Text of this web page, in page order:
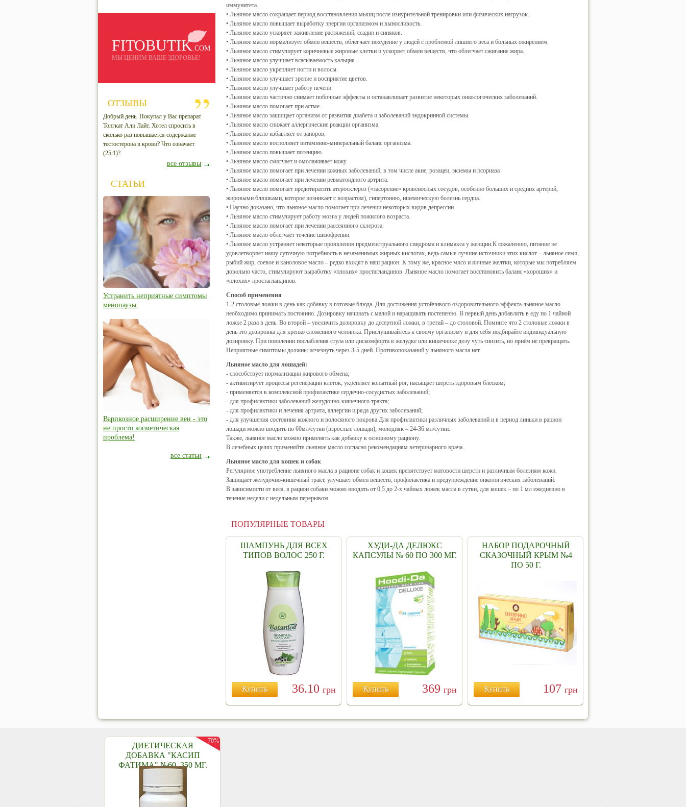
иммунитета.
• Льняное масло сокращает период восстановления мышц после изнурительной тренировки или физических нагрузок.
• Льняное масло повышает выработку энергии организмом и выносливость.
• Льняное масло ускоряет заживление растяжений, ссадин и синяков.
• Льняное масло нормализует обмен веществ, облегчает похудение у людей с проблемой лишнего веса и больных ожирением.
• Льняное масло стимулирует коричневые жировые клетки и ускоряет обмен веществ, что облегчает сжигание жира.
• Льняное масло улучшает всасываемость кальция.
• Льняное масло укрепляет ногти и волосы.
• Льняное масло улучшает зрение и восприятие цветов.
• Льняное масло улучшает работу печени.
• Льняное масло частично снимает побочные эффекты и останавливает развитие некоторых онкологических заболеваний.
• Льняное масло помогает при астме.
• Льняное масло защищает организм от развития диабета и заболеваний эндокринной системы.
• Льняное масло снижает аллергические реакции организма.
• Льняное масло избавляет от запоров.
• Льняное масло восполняет витаминно-минеральный баланс организма.
• Льняное масло повышает потенцию.
• Льняное масло смягчает и омолаживает кожу.
• Льняное масло помогает при лечении кожных заболеваний, в том числе акне, розацеи, экземы и псориаза
• Льняное масло помогает при лечении ревматоидного артрита.
• Льняное масло помогает предотвратить атеросклероз («засорение» кровеносных сосудов, особенно больших и средних артерий,
жировыми бляшками, которое возникает с возрастом), гипертонию, ишемическую болезнь сердца.
• Научно доказано, что льняное масло помогает при лечении некоторых видов депрессии.
• Льняное масло стимулирует работу мозга у людей пожилого возраста.
• Льняное масло помогает при лечении рассеянного склероза.
• Льняное масло облегчает течение шизофрении.
• Льняное масло устраняет некоторые проявления предменструального синдрома и климакса у женщин.К сожалению, питание не
удовлетворяет нашу суточную потребность в незаменимых жирных кислотах, ведь самые лучшие источники этих кислот – льняное семя,
рыбий жир, соевое и каноловое масло – редко входят в наш рацион. К тому же, красное мясо и яичные желтки, которые мы потребляем
довольно часто, стимулируют выработку «плохих» простагландинов. Льняное масло помогает восстановить баланс «хороших» и
«плохих» простагландинов.
Способ применения
1-2 столовые ложки в день как добавку в готовые блюда. Для достижения устойчивого оздоровительного эффекта льняное масло
необходимо принимать постоянно. Дозировку начинать с малой и наращивать постепенно. В первый день добавлять в еду по 1 чайной
ложке 2 раза в день. Во второй – увеличить дозировку до десертной ложки, в третий – до столовой. Помните что 2 столовые ложки в
день это дозировка для крепко сложённого человека. Прислушивайтесь к своему организму и для себя подбирайте индивидуальную
дозировку. При появлении послабления стула или дискомфорта в желудке или кишечнике дозу чуть снизить, но приём не прекращать.
Неприятные симптомы должны исчезнуть через 3-5 дней. Противопоказаний у льняного масла нет.
Льняное масло для лошадей:
- способствует нормализации жирового обмена;
- активизирует процессы регенерации клеток, укрепляет копытный рог, насыщает шерсть здоровым блеском;
- применяется в комплексной профилактике сердечно-сосудистых заболеваний;
- для профилактики заболеваний желудочно-кишечного тракта;
- для профилактики и лечения артрита, аллергии и ряда других заболеваний;
- для улучшения состояния кожного и волосяного покрова.Для профилактики различных заболеваний и в период линьки в рацион
лошади можно вводить по 60мл/сутки (взрослые лошади), молодняк – 24-36 мл/сутки.
Также, льняное масло можно применять как добавку к основному рациону.
В лечебных целях применяйте льняное масло согласно рекомендациям ветеринарного врача.
Льняное масло для кошек и собак
Регулярное употребление льняного масла в рационе собак и кошек препятствует матовости шерсти и различным болезням кожи.
Защищает желудочно-кишечный тракт, улучшает обмен веществ, профилактика и предупреждение онкологических заболеваний.
В зависимости от веса, в рацион собаки можно вводить от 0,5 до 2-х чайных ложек масла в сутки, для кошек – по 1 мл ежедневно в
течение недели с недельным перерывом.
ПОПУЛЯРНЫЕ ТОВАРЫ
ШАМПУНЬ ДЛЯ ВСЕХ
ТИПОВ ВОЛОС 250 Г.
Купить 36.10 грн
ХУДИ-ДА ДЕЛЮКС
КАПСУЛЫ № 60 ПО 300 МГ.
Купить 369 грн
НАБОР ПОДАРОЧНЫЙ
СКАЗОЧНЫЙ КРЫМ №4
ПО 50 Г.
Купить 107 грн
FITOBUTIK.COM
МЫ ЦЕНИМ ВАШЕ ЗДОРОВЬЕ!
ОТЗЫВЫ
Добрый день. Покупал у Вас препарат
Тонгкат Али Лайт. Хотел спросить в
сколько раз повышается содержание
тестостерона в крови? Что означает
(25:1)?
все отзывы
СТАТЬИ
Устранить неприятные симптомы
менопаузы.
Варикозное расширение вен - это
не просто косметическая
проблема!
все статьи
ДИЕТИЧЕСКАЯ
ДОБАВКА "КАСИП
ФАТИМА" №60, 350 МГ.
70%